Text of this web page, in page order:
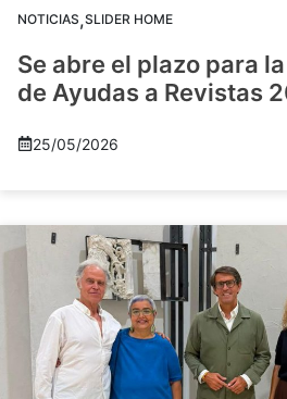
NOTICIAS,SLIDER HOME
Se abre el plazo para
de Ayudas a Revistas
25/05/2026